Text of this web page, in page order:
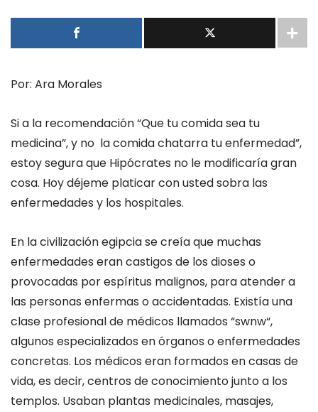
Por: Ara Morales
Si a la recomendación “Que tu comida sea tu
medicina”,y no lacomida chatarra tu enfermedad”,
estoy segura que Hipócrates no le modificaría gran
cosa. Hoy déjeme platicar con usted sobra las
enfermedades y los hospitales.
En la civilización egipcia se creía que muchas
enfermedades eran castigos de los dioses o
provocadas porespíritus malignos, para atender a
las personas enfermas o accidentadas. Existía una
clase profesional de médicos llamados “swnw“,
algunos especializados en órganos o enfermedades
concretas. Los médicos eran formados encasas de
vida,es decir,centros de conocimiento junto a los
templos. Usaban plantas medicinales, masajes,